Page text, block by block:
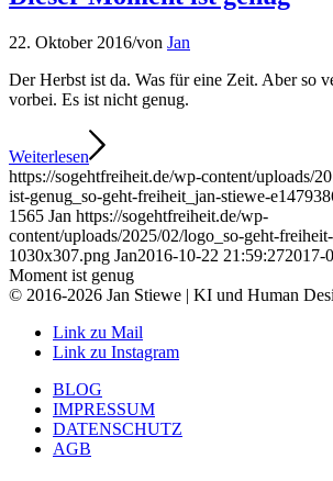
22. Oktober 2016/von Jan
Der Herbst ist da. Was für eine Zeit. Aber so
vorbei. Es ist nicht genug.
Weiterlesen
https://sogehtfreiheit.de/wp-content/uploads/
ist-genug_so-geht-freiheit_jan-stiewe-
1565 Jan https://sogehtfreiheit.de/wp-
content/uploads/2025/02/logo_so-geht-
1030x307.png Jan2016-10-22 21:59:272017-
Moment ist genug
© 2016-2026 Jan Stiewe | KI und Human
Link zu Mail
Link zu Instagram
BLOG
IMPRESSUM
DATENSCHUTZ
AGB